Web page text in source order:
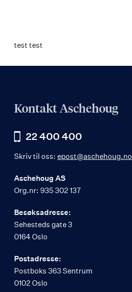
test test
Kontakt Aschehoug
22 400 400
Skriv til oss: epost@aschehoug.no
Aschehoug AS
Org.nr: 935 302 137
Besøksadresse:
Sehesteds gate 3
0164 Oslo
Postadresse:
Postboks 363 Sentrum
0102 Oslo